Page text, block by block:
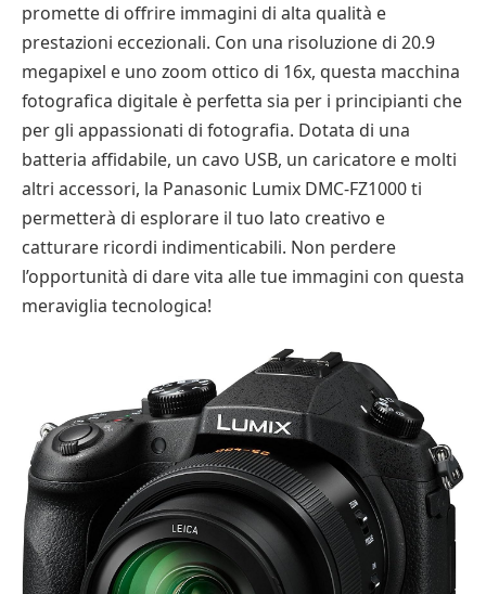
promette di offrire immagini di alta qualità e
prestazioni eccezionali. Con una risoluzione di 20.9
megapixel e uno zoom ottico di 16x, questa macchina
fotografica digitale è perfetta sia per i principianti che
per gli appassionati di fotografia. Dotata di una
batteria affidabile, un cavo USB, un caricatore e molti
altri accessori, la Panasonic Lumix DMC-FZ1000 ti
permetterà di esplorare il tuo lato creativo e
catturare ricordi indimenticabili. Non perdere
l’opportunità di dare vita alle tue immagini con questa
meraviglia tecnologica!